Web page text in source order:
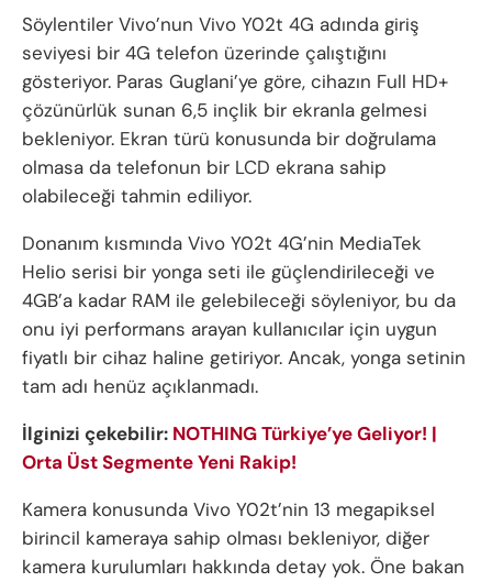
Söylentiler Vivo’nun Vivo Y02t 4G adında giriş
seviyesi bir 4G telefon üzerinde çalıştığını
gösteriyor. Paras Guglani’ye göre, cihazın Full HD+
çözünürlük sunan 6,5 inçlik bir ekranla gelmesi
bekleniyor. Ekran türü konusunda bir doğrulama
olmasa da telefonun bir LCD ekrana sahip
olabileceği tahmin ediliyor.
Donanım kısmında Vivo Y02t 4G’nin MediaTek
Helio serisi bir yonga seti ile güçlendirileceği ve
4GB’a kadar RAM ile gelebileceği söyleniyor, bu da
onu iyi performans arayan kullanıcılar için uygun
fiyatlı bir cihaz haline getiriyor. Ancak, yonga setinin
tam adı henüz açıklanmadı.
İlginizi çekebilir: NOTHING Türkiye’ye Geliyor! |
Orta Üst Segmente Yeni Rakip!
Kamera konusunda Vivo Y02t’nin 13 megapiksel
birincil kameraya sahip olması bekleniyor, diğer
kamera kurulumları hakkında detay yok. Öne bakan